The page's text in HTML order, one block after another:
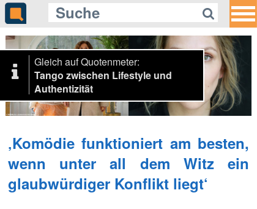
Gleich auf Quotenmeter:
Tango zwischen Lifestyle und
Authentizität
‚Komödie funktioniert am besten,
wenn unter all dem Witz ein
glaubwürdiger Konflikt liegt‘